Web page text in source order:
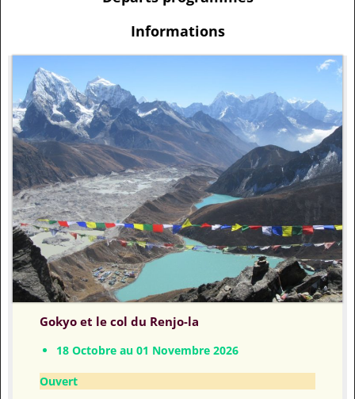
Informations
Gokyo et le col du Renjo-la
18 Octobre au 01 Novembre 2026
Ouvert